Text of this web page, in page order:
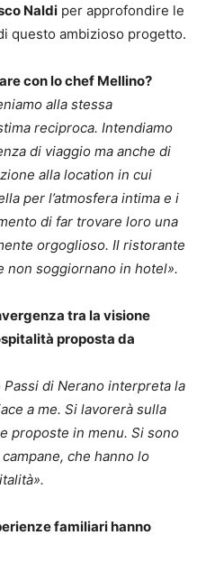
Naldi per approfondire le
questo ambizioso progetto.
con lo chef Mellino?
alla stessa
reciproca. Intendiamo
di viaggio ma anche di
alla location in cui
per l’atmosfera intima e i
di far trovare loro una
orgoglioso. Il ristorante
non soggiornano in hotel».
tra la visione
proposta da
di Nerano interpreta la
a me. Si lavorerà sulla
proposte in menu. Si sono
che hanno lo
familiari hanno